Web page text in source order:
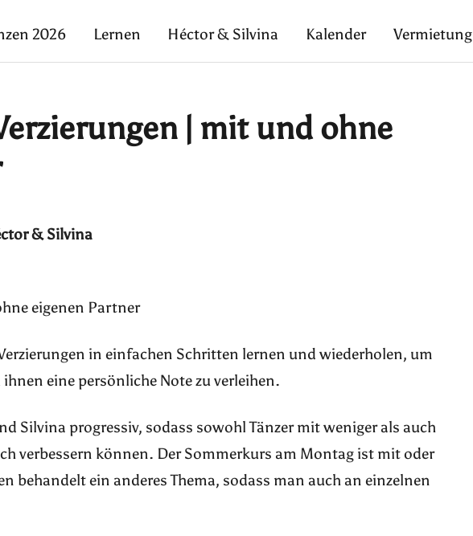
2026 Lernen Héctor & Silvina Kalender Vermietung
| mit und ohne
& Silvina
eigenen Partner
in einfachen Schritten lernen und wiederholen, um
eine persönliche Note zu verleihen.
Silvina progressiv, sodass sowohl Tänzer mit weniger als auch
verbessern können. Der Sommerkurs am Montag ist mit oder
behandelt ein anderes Thema, sodass man auch an einzelnen